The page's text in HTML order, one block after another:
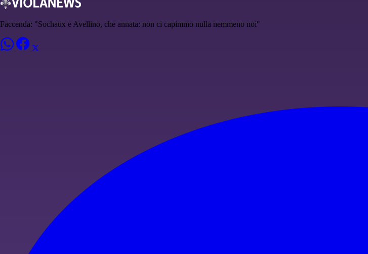
Faccenda: "Sochaux e Avellino, che annata: non ci capimmo nulla nemmeno noi"